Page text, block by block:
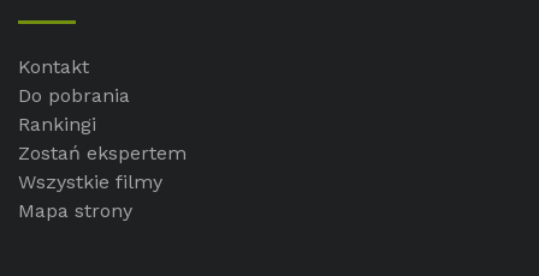
Kontakt
Do pobrania
Rankingi
Zostań ekspertem
Wszystkie filmy
Mapa strony